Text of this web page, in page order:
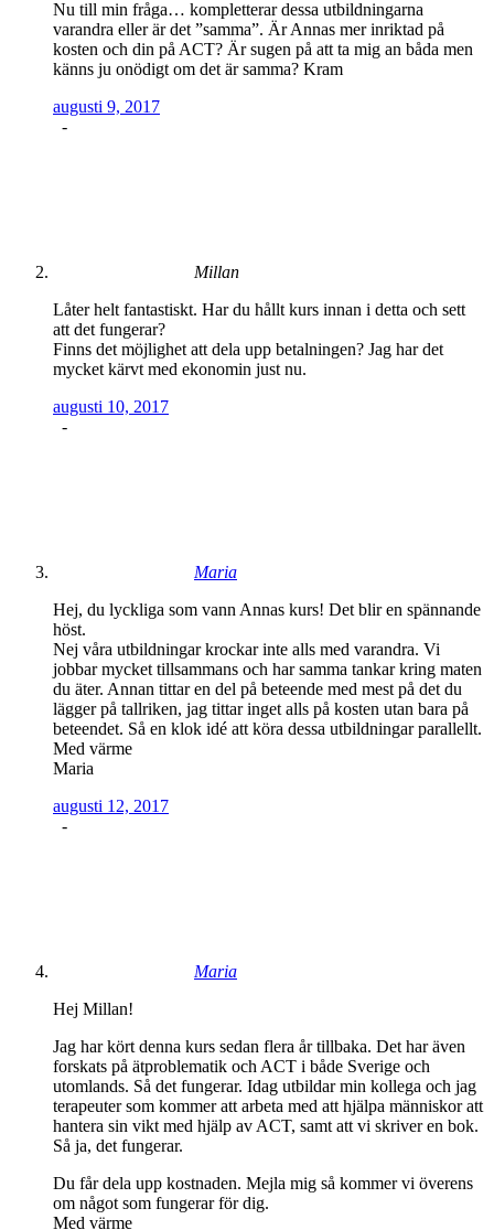
Nu till min fråga… kompletterar dessa utbildningarna
varandra eller är det ”samma”. Är Annas mer inriktad på
kosten och din på ACT? Är sugen på att ta mig an båda men
känns ju onödigt om det är samma? Kram
augusti 9, 2017
-
Millan
Låter helt fantastiskt. Har du hållt kurs innan i detta och sett
att det fungerar?
Finns det möjlighet att dela upp betalningen? Jag har det
mycket kärvt med ekonomin just nu.
augusti 10, 2017
-
Maria
Hej, du lyckliga som vann Annas kurs! Det blir en spännande
höst.
Nej våra utbildningar krockar inte alls med varandra. Vi
jobbar mycket tillsammans och har samma tankar kring maten
du äter. Annan tittar en del på beteende med mest på det du
lägger på tallriken, jag tittar inget alls på kosten utan bara på
beteendet. Så en klok idé att köra dessa utbildningar parallellt.
Med värme
Maria
augusti 12, 2017
-
Maria
Hej Millan!
Jag har kört denna kurs sedan flera år tillbaka. Det har även
forskats på ätproblematik och ACT i både Sverige och
utomlands. Så det fungerar. Idag utbildar min kollega och jag
terapeuter som kommer att arbeta med att hjälpa människor att
hantera sin vikt med hjälp av ACT, samt att vi skriver en bok.
Så ja, det fungerar.
Du får dela upp kostnaden. Mejla mig så kommer vi överens
om något som fungerar för dig.
Med värme